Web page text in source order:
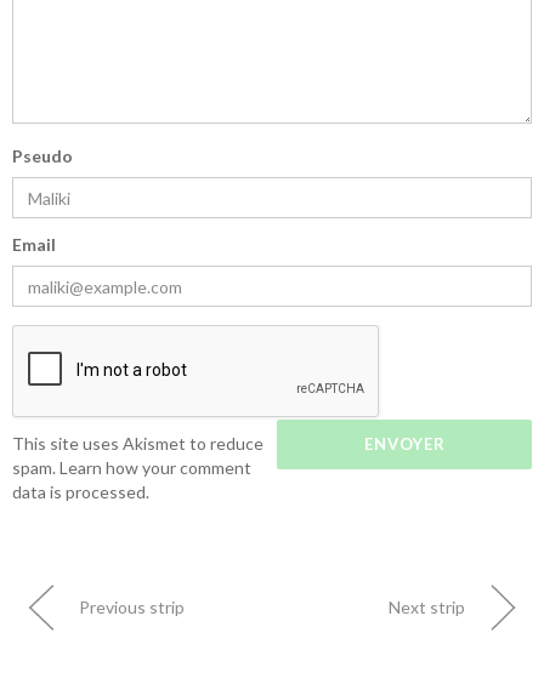
Pseudo
Email
This site uses Akismet to reduce
spam. Learn how your comment
data is processed.
Previous strip Next strip